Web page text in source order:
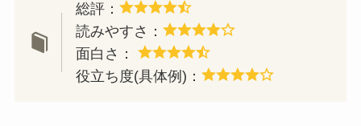
総評：
読みやすさ：
面白さ：
役立ち度(具体例)：